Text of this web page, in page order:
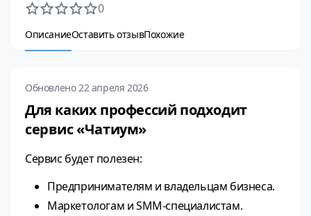
0
ОписаниеОставить отзывПохожие
Обновлено 22 апреля 2026
Для каких профессий подходит
сервис «Чатиум»
Сервис будет полезен:
Предпринимателям и владельцам бизнеса.
Маркетологам и SMM‑специалистам.